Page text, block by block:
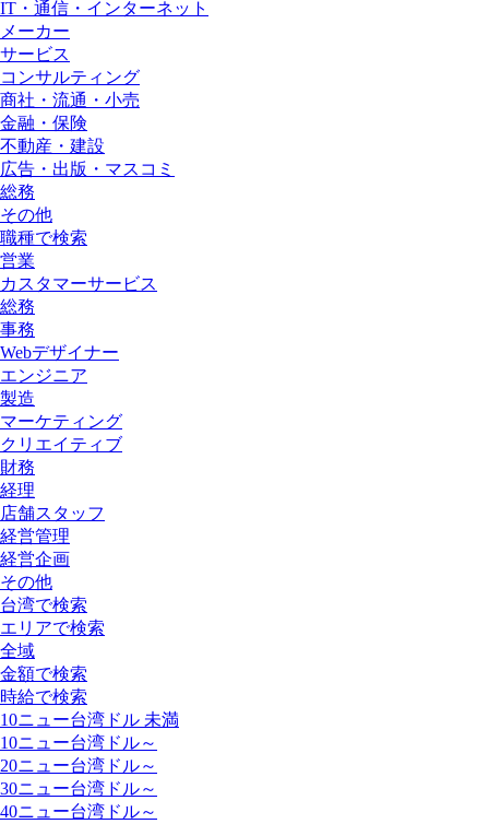
IT・通信・インターネット
メーカー
サービス
コンサルティング
商社・流通・小売
金融・保険
不動産・建設
広告・出版・マスコミ
総務
その他
職種で検索
営業
カスタマーサービス
総務
事務
Webデザイナー
エンジニア
製造
マーケティング
クリエイティブ
財務
経理
店舗スタッフ
経営管理
経営企画
その他
台湾で検索
エリアで検索
全域
金額で検索
時給で検索
10ニュー台湾ドル 未満
10ニュー台湾ドル～
20ニュー台湾ドル～
30ニュー台湾ドル～
40ニュー台湾ドル～